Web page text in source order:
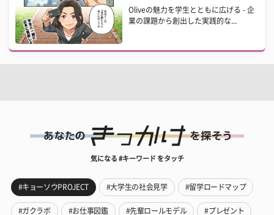
Oliveの魅力を学生とともに広げる - 企
業の課題から創出した実践的な...
気になる #キーワード をタッチ
#キョーソウPROJECT #大学生の社会見学 #留学ロードマップ
#ガクラボ #お仕事図鑑 #先輩ロールモデル #プレゼント